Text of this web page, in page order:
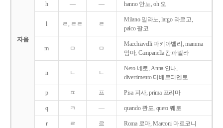
자음
h ― ― hanno 안노, oh 오
l ㄹ, ㄹㄹ ㄹ
Milano 밀라노, largo 라르고,
palco 팔코
m ㅁ ㅁ
Macchiavelli 마키아벨리, mamma
맘마, Campanella 캄파넬라
n ㄴ ㄴ
Nero 네로, Anna 안나,
divertimento 디베르티멘토
p ㅍ 프 Pisa 피사, prima 프리마
q ㅋ ― quando 콴도, queto 퀘토
r ㄹ 르 Roma 로마, Marconi 마르코니